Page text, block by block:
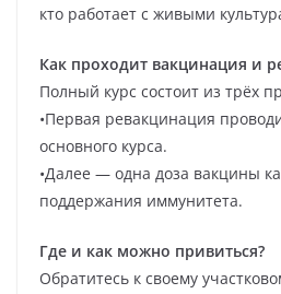
кто работает с живыми
Как проходит вакцинация и
Полный курс состоит из трёх
•Первая ревакцинация
основного курса.
•Далее — одна доза вакцины
поддержания иммунитета.
Где и как можно привиться?
Обратитесь к своему